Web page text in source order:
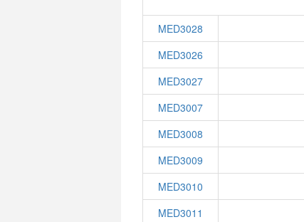
MED3028
MED3026
MED3027
MED3007
MED3008
MED3009
MED3010
MED3011